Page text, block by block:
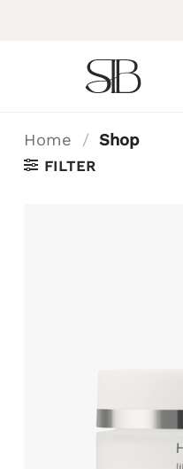
Home / Shop
FILTER